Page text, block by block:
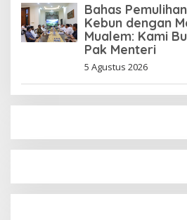
Bahas
Kebun dengan
Mualem: Kami
Pak Menteri
5 Agustus 2026